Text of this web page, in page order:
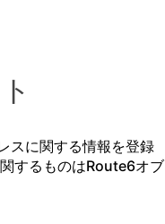
スに関する情報を登録
するものはRoute6オブ